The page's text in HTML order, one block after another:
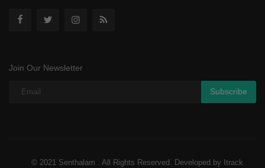
Join Our Newsletter
Subscribe
© 2021 Senthalam . All Rights Reserved. Developed by Itrack